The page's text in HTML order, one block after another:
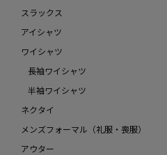
スラックス
アイシャツ
ワイシャツ
長袖ワイシャツ
半袖ワイシャツ
ネクタイ
メンズフォーマル（礼服・喪服）
アウター